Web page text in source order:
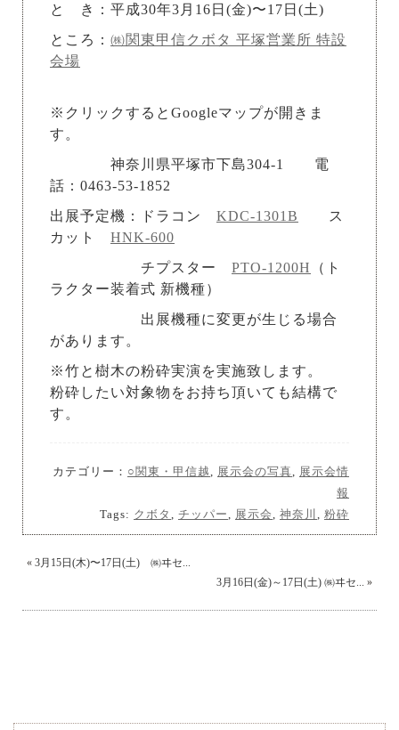
と き：平成30年3月16日(金)〜17日(土)
ところ： ㈱関東甲信クボタ 平塚営業所 特設
会場
※クリックするとGoogleマップが開きま
す。
神奈川県平塚市下島304-1 電
話：0463-53-1852
出展予定機：ドラコン KDC-1301B
ス
カット HNK-600
チプスター PTO-1200H
（ト
ラクター装着式 新機種）
出展機種に変更が生じる場合
があります。
※竹と樹木の粉砕実演を実施致します。
粉砕したい対象物をお持ち頂いても結構で
す。
カテゴリー： ○関東・甲信越 展示会の写真
展示会情
報
Tags: クボタ チッパー 展示会 神奈川 粉砕
« 3月15日(木)〜17日(土) ㈱ヰセ...
3月16日(金)～17日(土) ㈱ヰセ... »